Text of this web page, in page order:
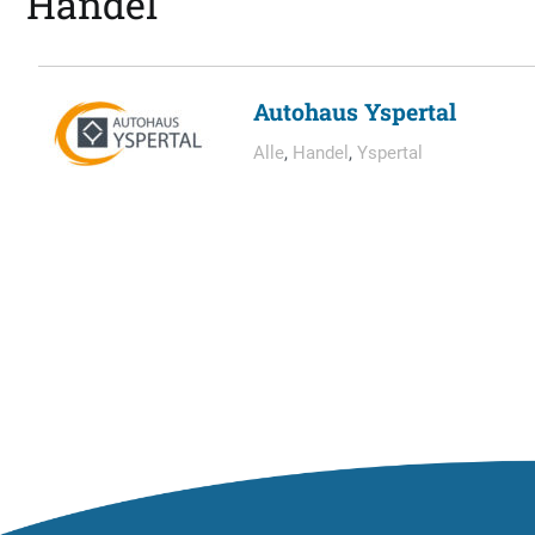
Autohaus Yspertal
Alle, Handel , Yspertal